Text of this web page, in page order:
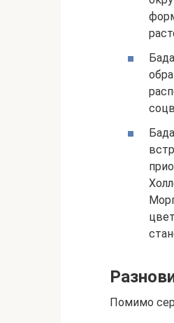
Помимо